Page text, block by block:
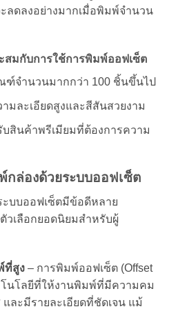
ลดลงอย่างมากเมื่อพิมพ์จำนวน
สมกับการใช้การพิมพ์ออฟเซ็ต
ฑ์จำนวนมากกว่า 100 ชิ้นขึ้นไป
มละเอียดสูงและสีสันสวยงาม
สินค้าพรีเมียมที่ต้องการความ
กล่องด้วยระบบออฟเซ็ต
บบออฟเซ็ตมีข้อดีหลาย
วเลือกยอดนิยมสำหรับผู้
ที่สูง– การพิมพ์ออฟเซ็ต (Offset
โนโลยีที่ให้งานพิมพ์ที่มีความคม
ละมีรายละเอียดที่ชัดเจน แม้